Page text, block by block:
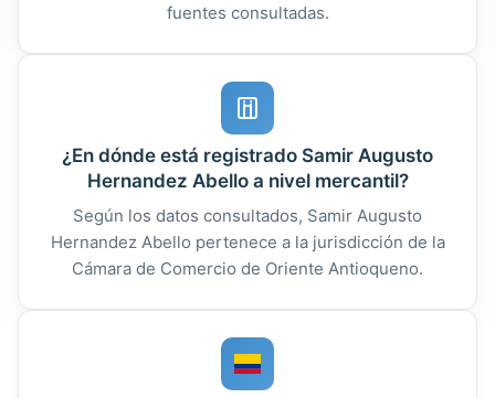
fuentes consultadas.
¿En dónde está registrado Samir Augusto
Hernandez Abello a nivel mercantil?
Según los datos consultados, Samir Augusto
Hernandez Abello pertenece a la jurisdicción de la
Cámara de Comercio de Oriente Antioqueno.